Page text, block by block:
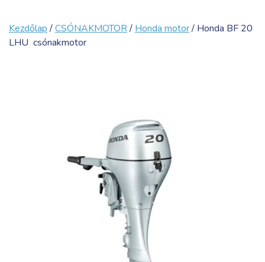
Kezdőlap/CSÓNAKMOTOR/ Honda motor/ Honda BF 20
LHU csónakmotor